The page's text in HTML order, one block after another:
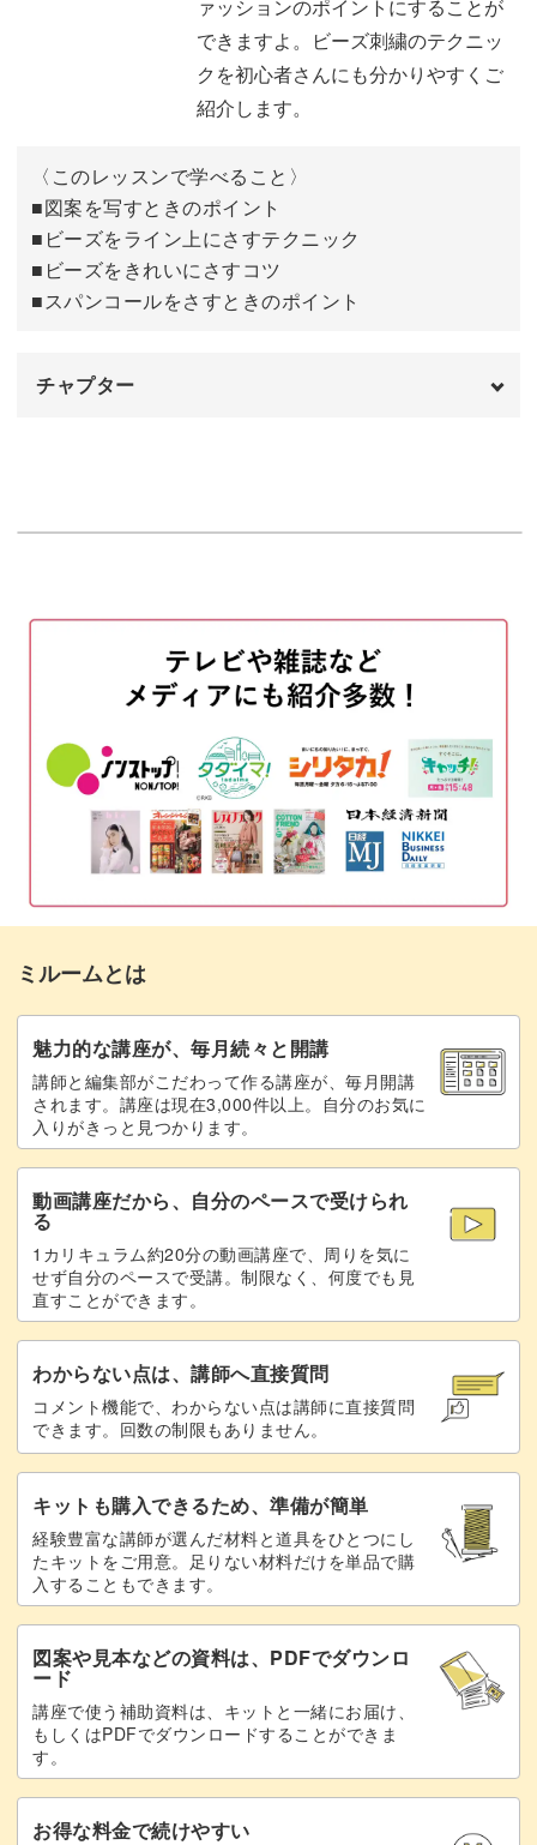
ビーズを使ってポップなイメージに作ってもお洒落です。
ブローチに仕上げればコートやジャケット、帽子などにつ
キラ輝いて華やかさをプラスしてくれますよ。
洋輔先生の明るく楽しいレッスンを受けながら、ぜひ可愛
くてお洒落な青い鳥を完成させてみてくださいね♪
ァッションのポイントにすることが
できますよ。ビーズ刺繍のテクニッ
クを初心者さんにも分かりやすくご
紹介します。
〈このレッスンで学べること〉
■図案を写すときのポイント
■ビーズをライン上にさすテクニック
■ビーズをきれいにさすコツ
■スパンコールをさすときのポイント
チャプター
ビーズをトレイに出して下準備をする
頭の輪郭をさす
糸を替える方法 17:39
体の輪郭をさす
顔をさす
ビーズで中を埋める 42:18
スパンコールで体の中を埋める
スパンコールをさす方向について
オーガンジーをカットする 79:15
フェルトにしつけをする 83:44
まつり縫いでフェルトに縫いつける 87:17
足をつける
フェルトを切ってブローチピンをつける
完成♪
ミルームとは
魅力的な講座が、毎月続々と開講
講師と編集部がこだわって作る講座が、毎月開講
されます。講座は現在3,000件以上。自分のお気に
入りがきっと見つかります。
動画講座だから、自分のペースで受けられ
る
1カリキュラム約20分の動画講座で、周りを気に
せず自分のペースで受講。制限なく、何度でも見
直すことができます。
わからない点は、講師へ直接質問
コメント機能で、わからない点は講師に直接質問
できます。回数の制限もありません。
キットも購入できるため、準備が簡単
経験豊富な講師が選んだ材料と道具をひとつにし
たキットをご用意。足りない材料だけを単品で購
入することもできます。
図案や見本などの資料は、PDFでダウンロ
ード
講座で使う補助資料は、キットと一緒にお届け、
もしくはPDFでダウンロードすることができま
す。
お得な料金で続けやすい